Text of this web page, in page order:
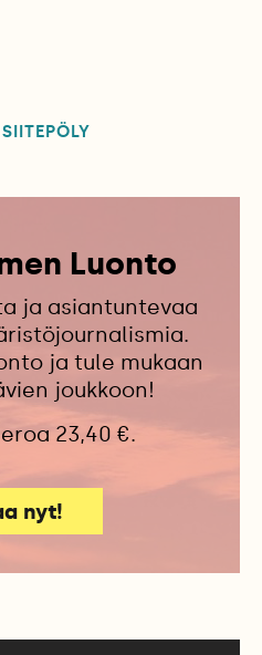
SIITEPÖLY
Luonto
ja asiantuntevaa
ja tule mukaan
joukkoon!
23,40 €.
nyt!